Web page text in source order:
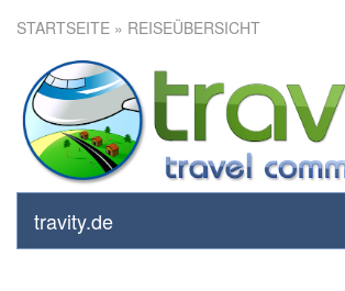
STARTSEITE » REISEÜBERSICHT
travity.de